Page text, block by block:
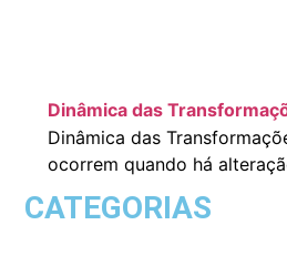
Dinâmica das
Dinâmica das
ocorrem quando há
CATEGORIAS